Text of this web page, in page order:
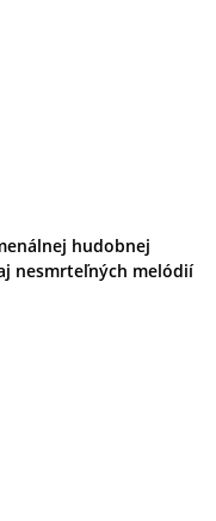
hudobnej
nesmrteľných melódií